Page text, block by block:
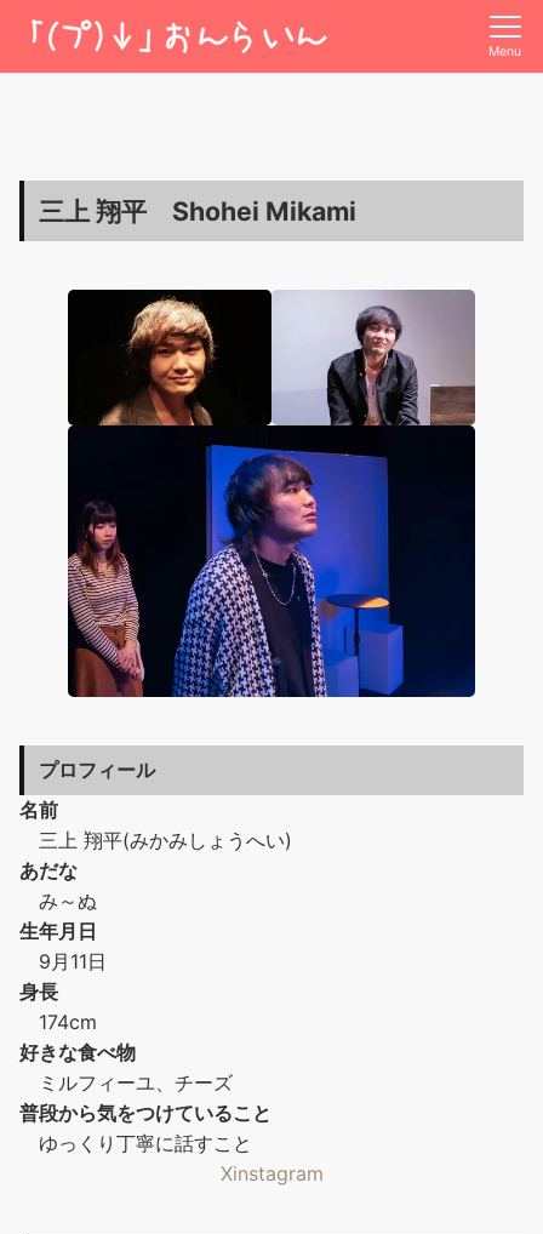
Menu
三上 翔平 Shohei Mikami
プロフィール
名前
三上 翔平(みかみしょうへい)
あだな
み～ぬ
生年月日
9月11日
身長
174cm
好きな食べ物
ミルフィーユ、チーズ
普段から気をつけていること
ゆっくり丁寧に話すこと
Xinstagram